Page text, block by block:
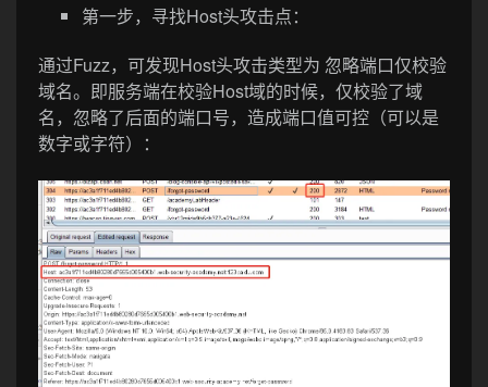
第一步，寻找Host头攻击点：
通过Fuzz，可发现Host头攻击类型为 忽略端口仅校验
域名。即服务端在校验Host域的时候，仅校验了域
名，忽略了后面的端口号，造成端口值可控（可以是
数字或字符）：